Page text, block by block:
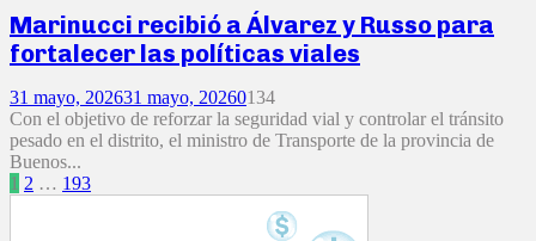
Marinucci recibió a Álvarez y Russo para
fortalecer las políticas viales
31 mayo, 202631 mayo, 20260134
Con el objetivo de reforzar la seguridad vial y controlar el tránsito
pesado en el distrito, el ministro de Transporte de la provincia de
Buenos...
Paginación
1 2 … 193